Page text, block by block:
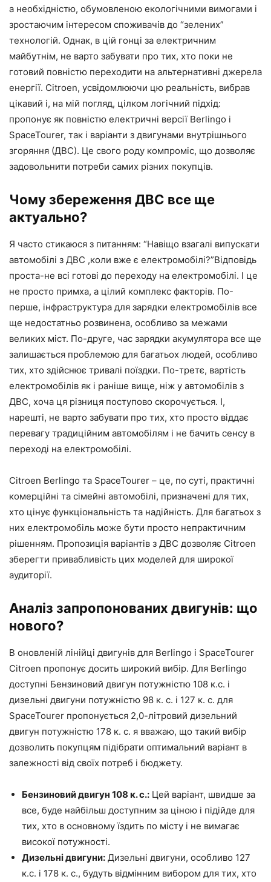
а необхідністю, обумовленою екологічними вимогами і
зростаючим інтересом споживачів до “зелених”
технологій. Однак, в цій гонці за електричним
майбутнім, не варто забувати про тих, хто поки не
готовий повністю переходити на альтернативні джерела
енергії. Citroen, усвідомлюючи цю реальність, вибрав
цікавий і, на мій погляд, цілком логічний підхід:
пропонує як повністю електричні версії Berlingo і
SpaceTourer, так і варіанти з двигунами внутрішнього
згоряння (ДВС). Це свого роду компроміс, що дозволяє
задовольнити потреби самих різних покупців.
Чому збереження ДВС все ще
актуально?
Я часто стикаюся з питанням: “Навіщо взагалі випускати
автомобілі з ДВС ,коли вже є електромобілі?”Відповідь
проста-не всі готові до переходу на електромобілі. І це
не просто примха, а цілий комплекс факторів. По-
перше, інфраструктура для зарядки електромобілів все
ще недостатньо розвинена, особливо за межами
великих міст. По-друге, час зарядки акумулятора все ще
залишається проблемою для багатьох людей, особливо
тих, хто здійснює тривалі поїздки. По-третє, вартість
електромобілів як і раніше вище, ніж у автомобілів з
ДВС, хоча ця різниця поступово скорочується. І,
нарешті, не варто забувати про тих, хто просто віддає
перевагу традиційним автомобілям і не бачить сенсу в
переході на електромобілі.
Citroen Berlingo та SpaceTourer – це, по суті, практичні
комерційні та сімейні автомобілі, призначені для тих,
хто цінує функціональність та надійність. Для багатьох з
них електромобіль може бути просто непрактичним
рішенням. Пропозиція варіантів з ДВС дозволяє Citroen
зберегти привабливість цих моделей для широкої
аудиторії.
Аналіз запропонованих двигунів: що
нового?
В оновленій лінійці двигунів для Berlingo і SpaceTourer
Citroen пропонує досить широкий вибір. Для Berlingo
доступні Бензиновий двигун потужністю 108 к.с. і
дизельні двигуни потужністю 98 к. с. і 127 к. с. для
SpaceTourer пропонується 2,0-літровий дизельний
двигун потужністю 178 к. с. я вважаю, що такий вибір
дозволить покупцям підібрати оптимальний варіант в
залежності від своїх потреб і бюджету.
Бензиновий двигун 108 к. с.: Цей варіант, швидше за
все, буде найбільш доступним за ціною і підійде для
тих, хто в основному їздить по місту і не вимагає
високої потужності.
Дизельні двигуни: Дизельні двигуни, особливо 127
к.с. і 178 к. с., будуть відмінним вибором для тих, хто